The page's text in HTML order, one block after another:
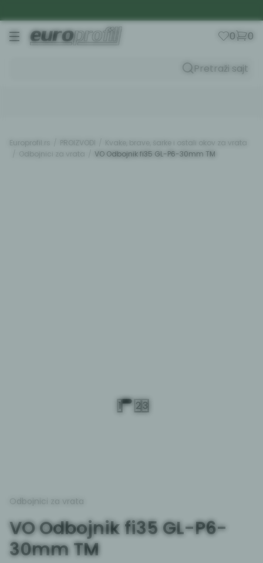
Pretraži sajt
0 0
Europrofil.rs PROIZVODI
Kvake, brave, šarke i ostali okov za vrata
Odbojnici za vrata
VO Odbojnik fi35 GL-P6-30mm TM
1 2 3
Odbojnici za vrata
VO Odbojnik fi35 GL-P6-
30mm TM